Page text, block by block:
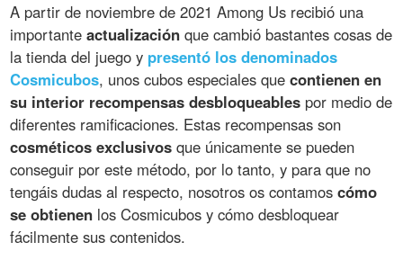
A partir de noviembre de 2021 Among Us recibió una
importanteactualización que cambió bastantes cosas de
la tienda del juego y presentó los denominados
Cosmicubos, unos cubos especiales quecontienen en
su interior recompensas desbloqueables por medio de
diferentes ramificaciones. Estas recompensas son
cosméticos exclusivos que únicamente se pueden
conseguir por este método, por lo tanto, y para que no
tengáis dudas al respecto, nosotros os contamoscómo
se obtienen los Cosmicubos y cómo desbloquear
fácilmente sus contenidos.